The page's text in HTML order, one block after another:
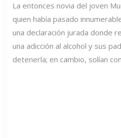
La entonces novia del joven
quien había pasado
una declaración jurada donde
una adicción al alcohol y sus
detenerla; en cambio, solían